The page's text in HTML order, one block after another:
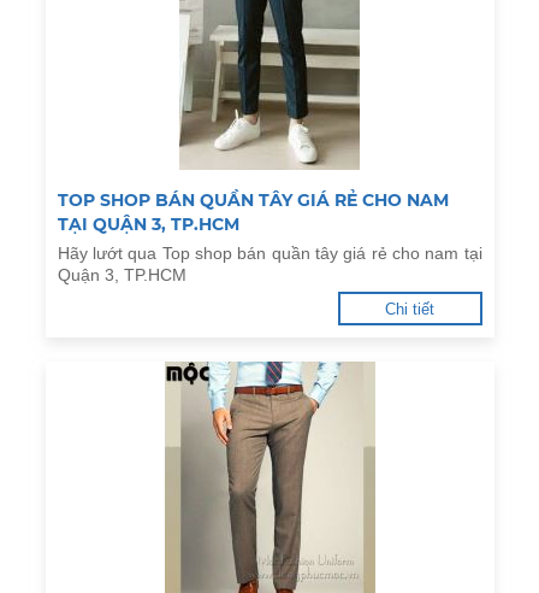
TOP SHOP BÁN QUẦN TÂY GIÁ RẺ CHO NAM
TẠI QUẬN 3, TP.HCM
Hãy lướt qua Top shop bán quần tây giá rẻ cho nam tại
Quận 3, TP.HCM
Chi tiết